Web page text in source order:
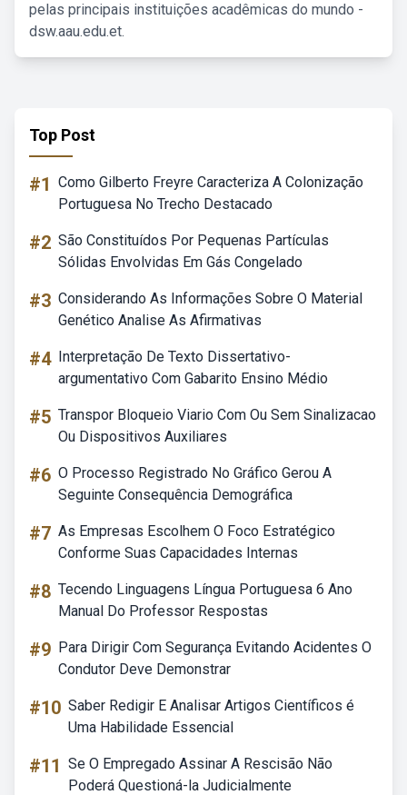
pelas principais instituições acadêmicas do mundo -
dsw.aau.edu.et.
Top Post
#1 Como Gilberto Freyre Caracteriza A Colonização
Portuguesa No Trecho Destacado
#2 São Constituídos Por Pequenas Partículas
Sólidas Envolvidas Em Gás Congelado
#3 Considerando As Informações Sobre O Material
Genético Analise As Afirmativas
#4 Interpretação De Texto Dissertativo-
argumentativo Com Gabarito Ensino Médio
#5 Transpor Bloqueio Viario Com Ou Sem Sinalizacao
Ou Dispositivos Auxiliares
#6 O Processo Registrado No Gráfico Gerou A
Seguinte Consequência Demográfica
#7 As Empresas Escolhem O Foco Estratégico
Conforme Suas Capacidades Internas
#8 Tecendo Linguagens Língua Portuguesa 6 Ano
Manual Do Professor Respostas
#9 Para Dirigir Com Segurança Evitando Acidentes O
Condutor Deve Demonstrar
#10 Saber Redigir E Analisar Artigos Científicos é
Uma Habilidade Essencial
#11 Se O Empregado Assinar A Rescisão Não
Poderá Questioná-la Judicialmente